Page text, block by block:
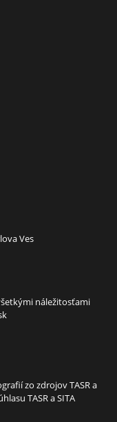
Ves
náležitosťami
zo zdrojov TASR a
TASR a SITA